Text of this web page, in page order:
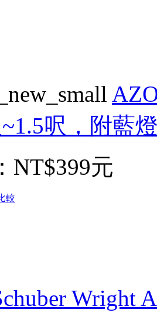
呎，附藍
NT$399元
較
Wright